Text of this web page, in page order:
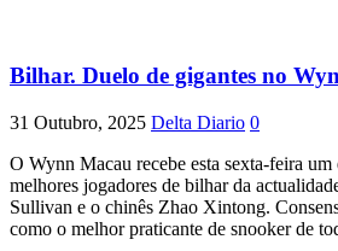
Bilhar. Duelo de gigantes no
31 Outubro, 2025 Delta Diario 0
O Wynn Macau recebe esta sexta-feira um
melhores jogadores de bilhar da
Sullivan e o chinês Zhao Xintong.
como o melhor praticante de snooker de